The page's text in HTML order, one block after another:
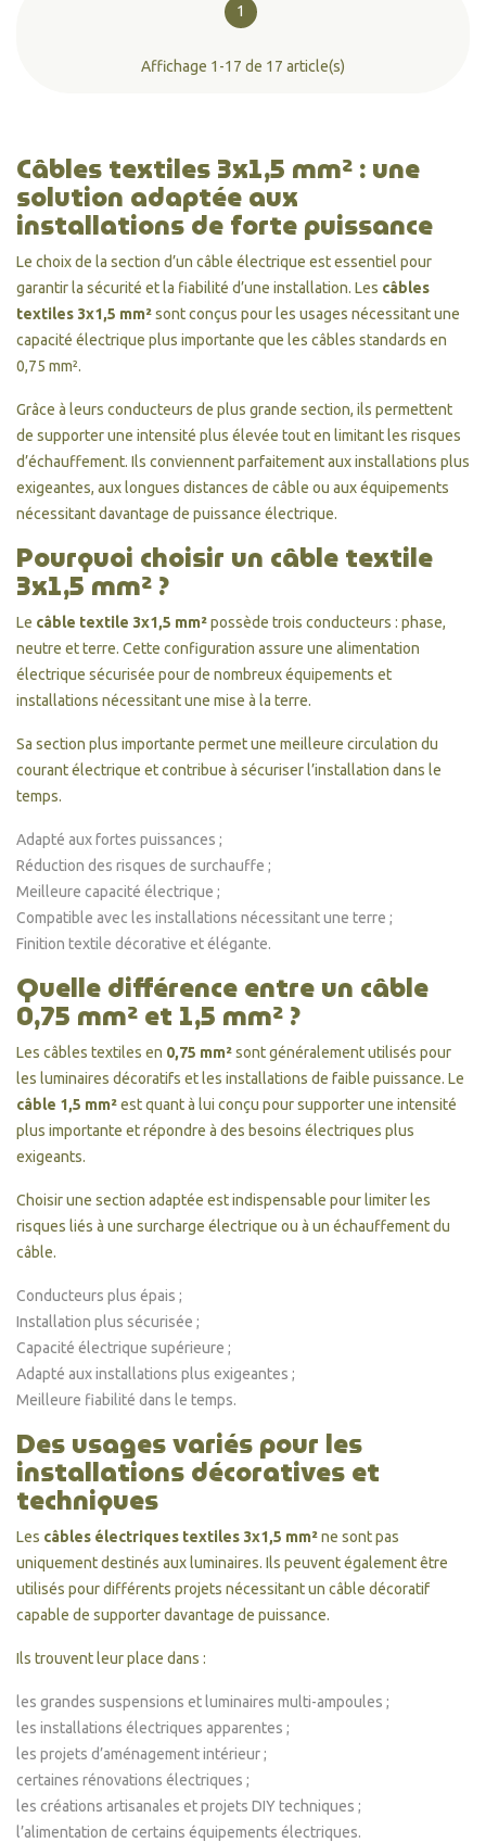
(2
1
Affichage 1-17 de 17 article(s)
Câbles textiles 3x1,5 mm² : une
solution adaptée aux
installations de forte puissance
Le choix de la section d’un câble électrique est essentiel pour
garantir la sécurité et la fiabilité d’une installation. Les câbles
textiles 3x1,5 mm²sont conçus pour les usages nécessitant une
capacité électrique plus importante que les câbles standards en
0,75 mm².
Grâce à leurs conducteurs de plus grande section, ils permettent
de supporter une intensité plus élevée tout en limitant les risques
d’échauffement. Ils conviennent parfaitement aux installations plus
exigeantes, aux longues distances de câble ou aux équipements
nécessitant davantage de puissance électrique.
Pourquoi choisir un câble textile
3x1,5 mm² ?
Le câble textile 3x1,5 mm²possède trois conducteurs : phase,
neutre et terre. Cette configuration assure une alimentation
électrique sécurisée pour de nombreux équipements et
installations nécessitant une mise à la terre.
Sa section plus importante permet une meilleure circulation du
courant électrique et contribue à sécuriser l’installation dans le
temps.
Adapté aux fortes puissances ;
Réduction des risques de surchauffe ;
Meilleure capacité électrique ;
Compatible avec les installations nécessitant une terre ;
Finition textile décorative et élégante.
Quelle différence entre un câble
0,75 mm² et 1,5 mm² ?
Les câbles textiles en 0,75 mm²sont généralement utilisés pour
les luminaires décoratifs et les installations de faible puissance. Le
câble 1,5 mm²est quant à lui conçu pour supporter une intensité
plus importante et répondre à des besoins électriques plus
exigeants.
Choisir une section adaptée est indispensable pour limiter les
risques liés à une surcharge électrique ou à un échauffement du
câble.
Conducteurs plus épais ;
Installation plus sécurisée ;
Capacité électrique supérieure ;
Adapté aux installations plus exigeantes ;
Meilleure fiabilité dans le temps.
Des usages variés pour les
installations décoratives et
techniques
Les câbles électriques textiles 3x1,5 mm²ne sont pas
uniquement destinés aux luminaires. Ils peuvent également être
utilisés pour différents projets nécessitant un câble décoratif
capable de supporter davantage de puissance.
Ils trouvent leur place dans :
les grandes suspensions et luminaires multi-ampoules ;
les installations électriques apparentes ;
les projets d’aménagement intérieur ;
certaines rénovations électriques ;
les créations artisanales et projets DIY techniques ;
l’alimentation de certains équipements électriques.